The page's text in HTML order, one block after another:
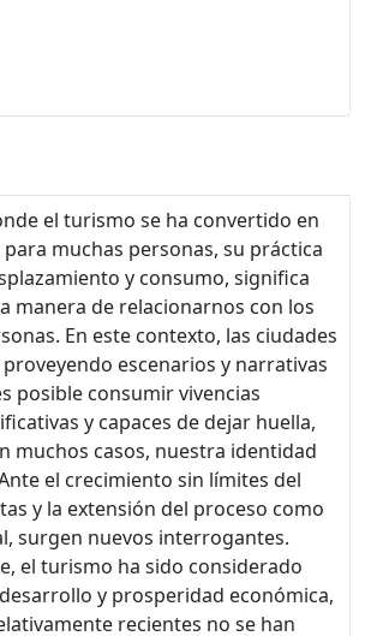
el turismo se ha convertido en
muchas personas, su práctica
y consumo, significa
manera de relacionarnos con los
En este contexto, las ciudades
escenarios y narrativas
posible consumir vivencias
y capaces de dejar huella,
muchos casos, nuestra identidad
el crecimiento sin límites del
y la extensión del proceso como
surgen nuevos interrogantes.
el turismo ha sido considerado
y prosperidad económica,
recientes no se han